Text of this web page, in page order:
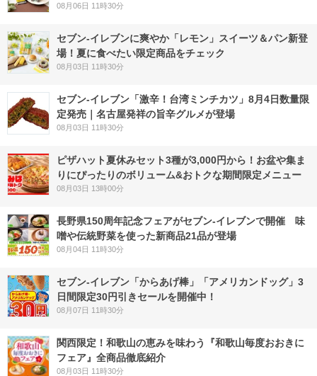
08月06日 11時30分
セブン‐イレブンに爽やか「レモン」スイーツ＆パン新登
場！夏に食べたい限定商品をチェック
08月03日 11時30分
セブン-イレブン「激辛！台湾ミンチカツ」8月4日数量限
定発売｜名古屋発祥の旨辛グルメが登場
08月03日 11時30分
ピザハット夏休みセット3種が3,000円から！お盆や集ま
りにぴったりのボリューム&おトクな期間限定メニュー
08月03日 13時00分
長野県150周年記念フェアがセブン-イレブンで開催 味
噌や伝統野菜を使った新商品21品が登場
08月04日 11時30分
セブン‐イレブン「からあげ棒」「アメリカンドッグ」3
日間限定30円引きセールを開催中！
08月07日 11時30分
関西限定！和歌山の恵みを味わう『和歌山毎度おおきに
フェア』全商品徹底紹介
08月03日 11時30分